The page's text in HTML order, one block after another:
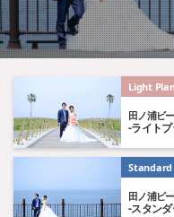
Light
田ノ浦ビ
-ライト
Standard
田ノ浦ビ
-スタン